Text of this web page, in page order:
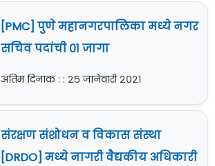
[PMC] पुणे महानगरपालिका मध्ये नगर
सचिव पदांची ०१ जागा
अंतिम दिनांक : : २५ जानेवारी २०२१
संरक्षण संशोधन व विकास संस्था
[DRDO] मध्ये नागरी वैद्यकीय अधिकारी